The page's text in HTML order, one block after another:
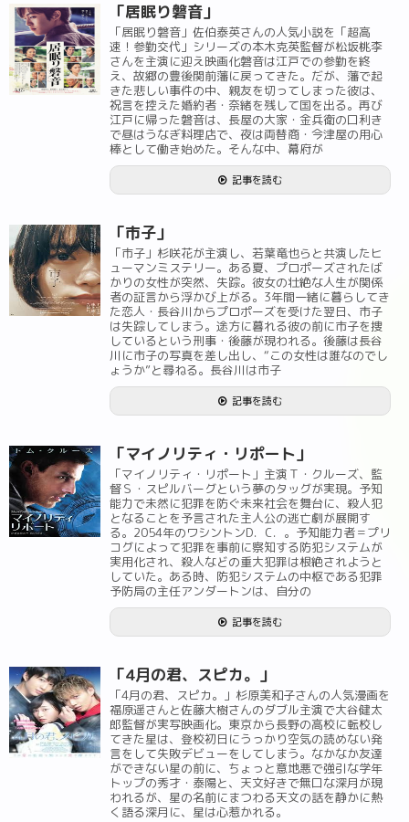
「居眠り磐音」
「居眠り磐音」佐伯泰英さんの人気小説を「超高
速！参勤交代」シリーズの本木克英監督が松坂桃李
さんを主演に迎え映画化磐音は江戸での参勤を終
え、故郷の豊後関前藩に戻ってきた。だが、藩で起
きた悲しい事件の中、親友を切ってしまった彼は、
祝言を控えた婚約者・奈緒を残して国を出る。再び
江戸に帰った磐音は、長屋の大家・金兵衛の口利き
で昼はうなぎ料理店で、夜は両替商・今津屋の用心
棒として働き始めた。そんな中、幕府が
記事を読む
「市子」
「市子」杉咲花が主演し、若葉竜也らと共演したヒ
ューマンミステリー。ある夏、プロポーズされたば
かりの女性が突然、失踪。彼女の壮絶な人生が関係
者の証言から浮かび上がる。3年間一緒に暮らしてき
た恋人・長谷川からプロポーズを受けた翌日、市子
は失踪してしまう。途方に暮れる彼の前に市子を捜
しているという刑事・後藤が現われる。後藤は長谷
川に市子の写真を差し出し、“この女性は誰なのでし
ょうか”と尋ねる。長谷川は市子
記事を読む
「マイノリティ・リポート」
「マイノリティ・リポート」主演Ｔ・クルーズ、監
督Ｓ・スピルバーグという夢のタッグが実現。予知
能力で未然に犯罪を防ぐ未来社会を舞台に、殺人犯
となることを予言された主人公の逃亡劇が展開す
る。2054年のワシントンD．C．。予知能力者＝プリ
コグによって犯罪を事前に察知する防犯システムが
実用化され、殺人などの重大犯罪は根絶されようと
していた。ある時、防犯システムの中枢である犯罪
予防局の主任アンダートンは、自分の
記事を読む
「4月の君、スピカ。」
「4月の君、スピカ。」杉原美和子さんの人気漫画を
福原遥さんと佐藤大樹さんのダブル主演で大谷健太
郎監督が実写映画化。東京から長野の高校に転校し
てきた星は、登校初日にうっかり空気の読めない発
言をして失敗デビューをしてしまう。なかなか友達
ができない星の前に、ちょっと意地悪で強引な学年
トップの秀才・泰陽と、天文好きで無口な深月が現
われるが、星の名前にまつわる天文の話を静かに熱
く語る深月に、星は心惹かれる。